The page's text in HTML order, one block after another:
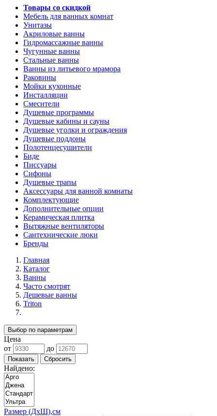
Товары со скидкой
Мебель для ванных комнат
Унитазы
Акриловые ванны
Гидромассажные ванны
Чугунные ванны
Стальные ванны
Ванны из литьевого мрамора
Раковины
Мойки кухонные
Инсталляции
Смесители
Душевые программы
Душевые кабины и сауны
Душевые уголки и ограждения
Душевые поддоны
Полотенцесушители
Биде
Писсуары
Сифоны
Душевые трапы
Аксессуары для ванной комнаты
Комплектующие
Дополнительные опции
Керамическая плитка
Вытяжные вентиляторы
Сантехнические люки
Бренды
Главная
Каталог
Ванны
Часто смотрят
Дешевые ванны
Triton
Выбор по параметрам
Цена
от
до
Найдено:
Размер (ДхШ),см